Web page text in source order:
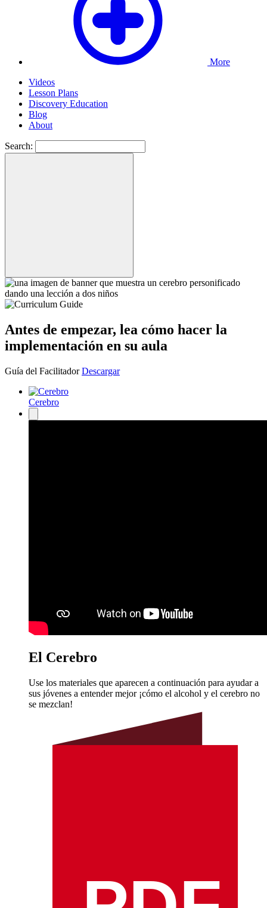
More
Videos
Lesson Plans
Discovery Education
Blog
About
Search:
Antes de empezar, lea cómo hacer la
implementación en su aula
Guía del Facilitador Descargar
Cerebro
El Cerebro
Use los materiales que aparecen a continuación para ayudar a
sus jóvenes a entender mejor ¡cómo el alcohol y el cerebro no
se mezclan!